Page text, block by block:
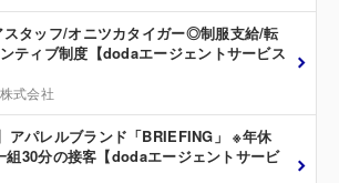
タッフ/オニツカタイガー◎制服支給/転
ティブ制度【dodaエージェントサービス
式会社
アパレルブランド「BRIEFING」 ※年休
組30分の接客【dodaエージェントサービ